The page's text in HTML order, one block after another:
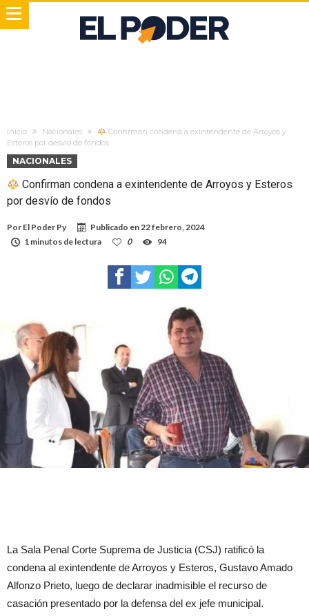
Inicio Nacionales
Confirman condena a exintendente de Arroyos y
Esteros por desvío de fondos
NACIONALES
Confirman condena a exintendente de Arroyos y Esteros
por desvío de fondos
Por El Poder Py Publicado en22 febrero, 2024
1 minutos de lectura
0 94
La Sala Penal Corte Suprema de Justicia (CSJ) ratificó la
condena al exintendente de Arroyos y Esteros, Gustavo Amado
Alfonzo Prieto, luego de declarar inadmisible el recurso de
casación presentado por la defensa del ex jefe municipal.